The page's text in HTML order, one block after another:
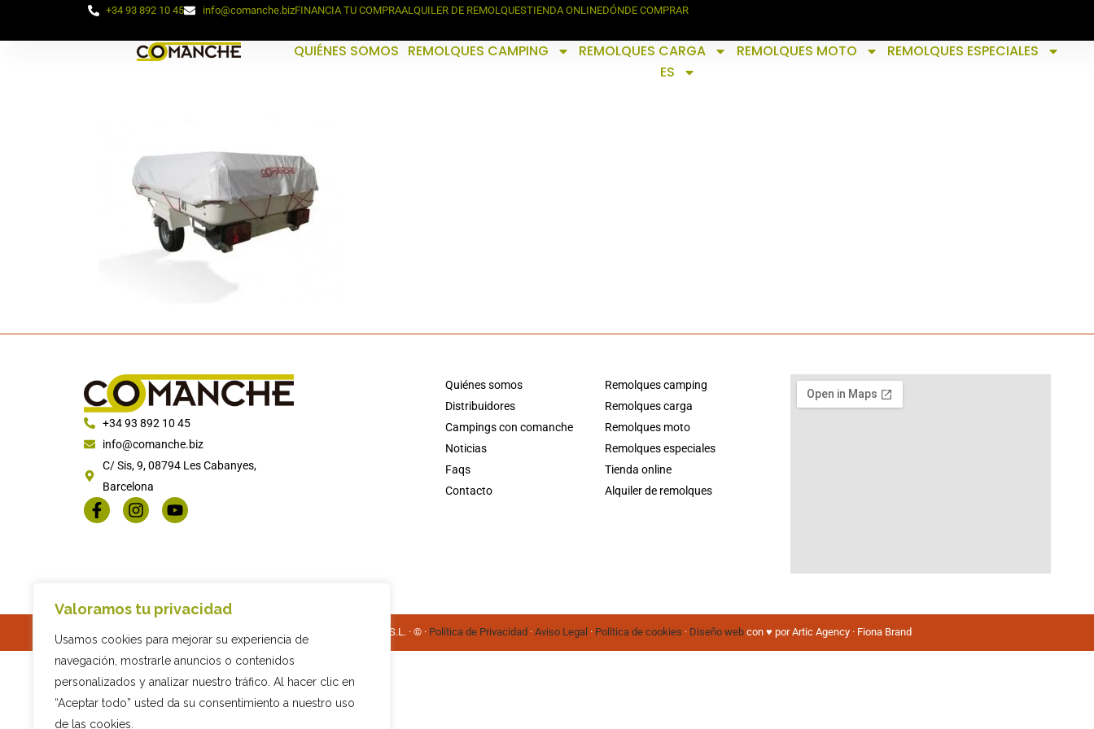
Valoramos tu privacidad
Usamos cookies para mejorar su experiencia de
navegación, mostrarle anuncios o contenidos
personalizados y analizar nuestro tráfico. Al hacer clic en
“Aceptar todo” usted da su consentimiento a nuestro uso
de las cookies.
+34 93 892 10 45 info@comanche.bizFINANCIA TU COMPRAALQUILER DE REMOLQUESTIENDA ONLINEDÓNDE COMPRAR
QUIÉNES SOMOS REMOLQUES CAMPING REMOLQUES CARGA REMOLQUES MOTO
REMOLQUES ESPECIALES
ES
+34 93 892 10 45
info@comanche.biz
C/ Sis, 9, 08794 Les Cabanyes,
Barcelona
Quiénes somos
Distribuidores
Campings con comanche
Noticias
Faqs
Contacto
Remolques camping
Remolques carga
Remolques moto
Remolques especiales
Tienda online
Alquiler de remolques
2019 COMPAÑIA INDUSTRIAL REMOLQUES, S.L. · © · Política de Privacidad · Aviso Legal · Política de cookies · Diseño web con ♥️ por Artic Agency · Fiona Brand